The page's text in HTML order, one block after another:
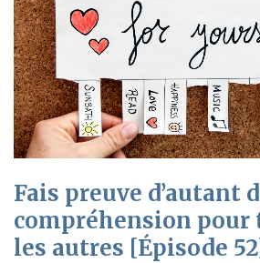
Fais preuve d’autant
compréhension pour
les autres [Épisode